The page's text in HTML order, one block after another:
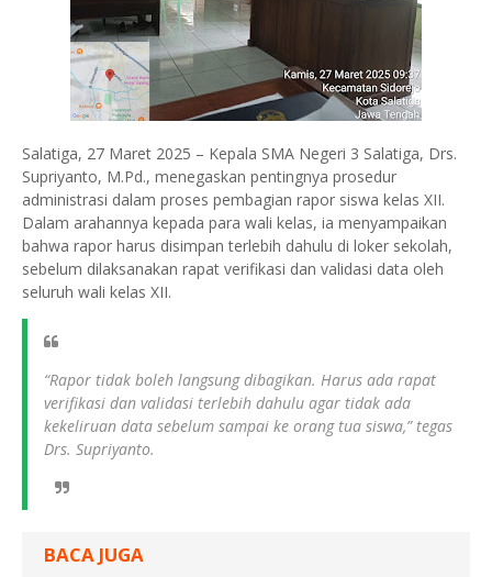
Salatiga, 27 Maret 2025 – Kepala SMA Negeri 3 Salatiga, Drs.
Supriyanto, M.Pd., menegaskan pentingnya prosedur
administrasi dalam proses pembagian rapor siswa kelas XII.
Dalam arahannya kepada para wali kelas, ia menyampaikan
bahwa rapor harus disimpan terlebih dahulu di loker sekolah,
sebelum dilaksanakan rapat verifikasi dan validasi data oleh
seluruh wali kelas XII.
“Rapor tidak boleh langsung dibagikan. Harus ada rapat
verifikasi dan validasi terlebih dahulu agar tidak ada
kekeliruan data sebelum sampai ke orang tua siswa,” tegas
Drs. Supriyanto.
BACA JUGA